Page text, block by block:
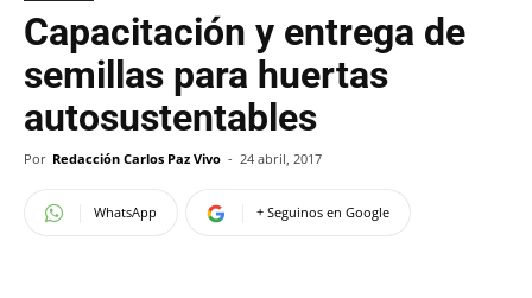
Capacitación y entrega de
semillas para huertas
autosustentables
Por Redacción Carlos Paz Vivo - 24 abril, 2017
WhatsApp + Seguinos en Google